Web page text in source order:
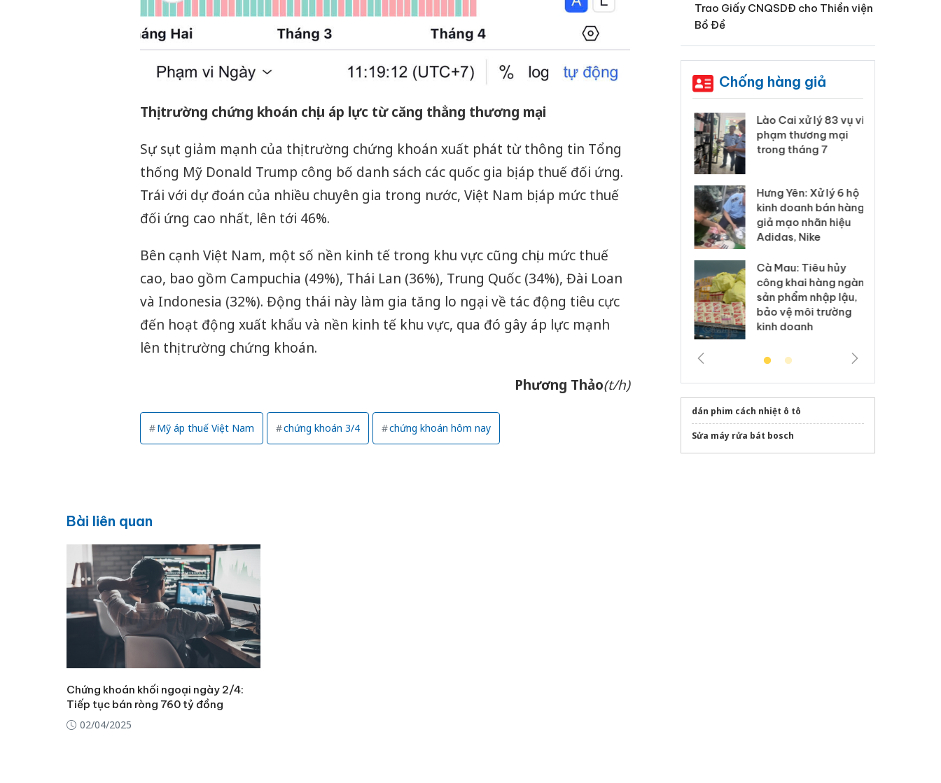
Thị trường chứng khoán chịu áp lực từ căng thẳng thương mại
Sự sụt giảm mạnh của thị trường chứng khoán xuất phát từ thông tin Tổng
thống Mỹ Donald Trump công bố danh sách các quốc gia bị áp thuế đối ứng.
Trái với dự đoán của nhiều chuyên gia trong nước, Việt Nam bị áp mức thuế
đối ứng cao nhất, lên tới 46%.
Bên cạnh Việt Nam, một số nền kinh tế trong khu vực cũng chịu mức thuế
cao, bao gồm Campuchia (49%), Thái Lan (36%), Trung Quốc (34%), Đài Loan
và Indonesia (32%). Động thái này làm gia tăng lo ngại về tác động tiêu cực
đến hoạt động xuất khẩu và nền kinh tế khu vực, qua đó gây áp lực mạnh
lên thị trường chứng khoán.
Phương Thảo(t/h)
Mỹ áp thuế Việt Nam chứng khoán 3/4 chứng khoán hôm nay
Bài liên quan
Chứng khoán khối ngoại ngày 2/4:
Tiếp tục bán ròng 760 tỷ đồng
02/04/2025
Trao Giấy CNQSDĐ cho Thiền viện
Bồ Đề
Chống hàng giả
án sản xuất, buôn
bán yến sào giả
Thanh Hóa: Tìm bị
An Giang: Đối tượng
chủ mưu đường dây
bán hàng giả tại Phú
Lào Cai xử lý 83 vụ vi
phạm thương mại
trong tháng 7
Hưng Yên: Xử lý 6 hộ
kinh doanh bán hàng
giả mạo nhãn hiệu
Adidas, Nike
Cà Mau: Tiêu hủy
công khai hàng ngàn
sản phẩm nhập lậu,
bảo vệ môi trường
kinh doanh
dán phim cách nhiệt ô tô
Sửa máy rửa bát bosch